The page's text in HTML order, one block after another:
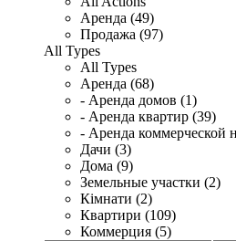
Аренда (49)
Продажа (97)
All Types
All Types
Аренда (68)
- Аренда домов (1)
- Аренда квартир (39)
- Аренда коммерческой
Дачи (3)
Дома (9)
Земельные участки (2)
Кімнати (2)
Квартири (109)
Коммерция (5)